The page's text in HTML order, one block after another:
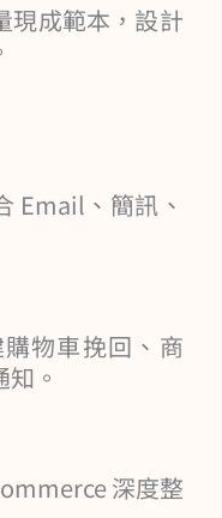
現成範本，設計
Email、簡訊、
物車挽回、商
。
深度整